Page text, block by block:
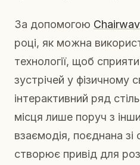
За допомогою
році, як можна
технології, щоб сприяти
зустрічей у фізичному
інтерактивний ряд
місця лише поруч з
взаємодія, поєднана
створює привід для